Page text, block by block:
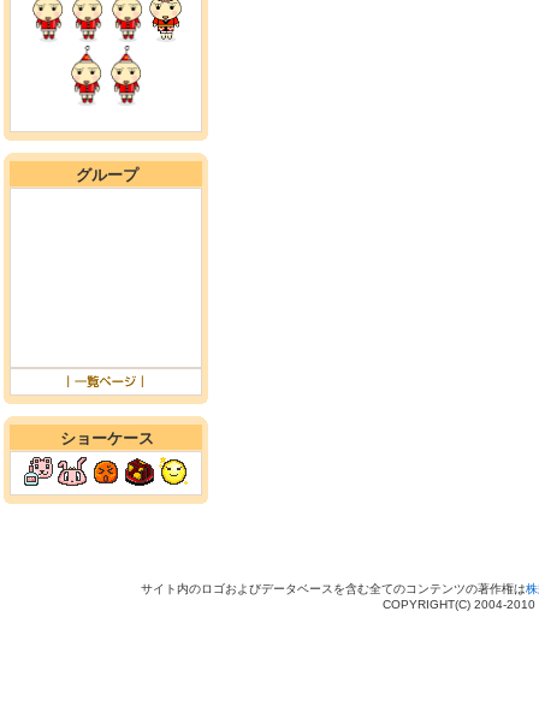
グループ
ショーケース
サイト内のロゴおよびデータベースを含む全てのコンテンツの著作権は
COPYRIGHT(C) 2004-